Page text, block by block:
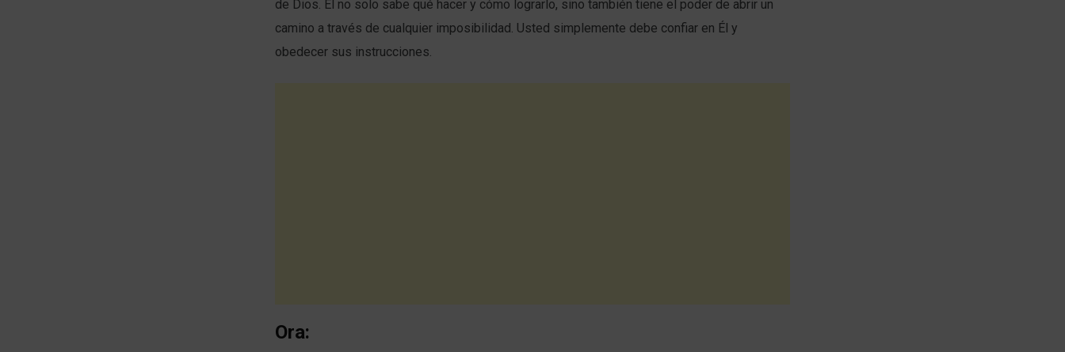
de Dios. Él no solo sabe qué hacer y cómo lograrlo, sino también tiene el poder de abrir un
camino a través de cualquier imposibilidad. Usted simplemente debe confiar en Él y
obedecer sus instrucciones.
Ora: